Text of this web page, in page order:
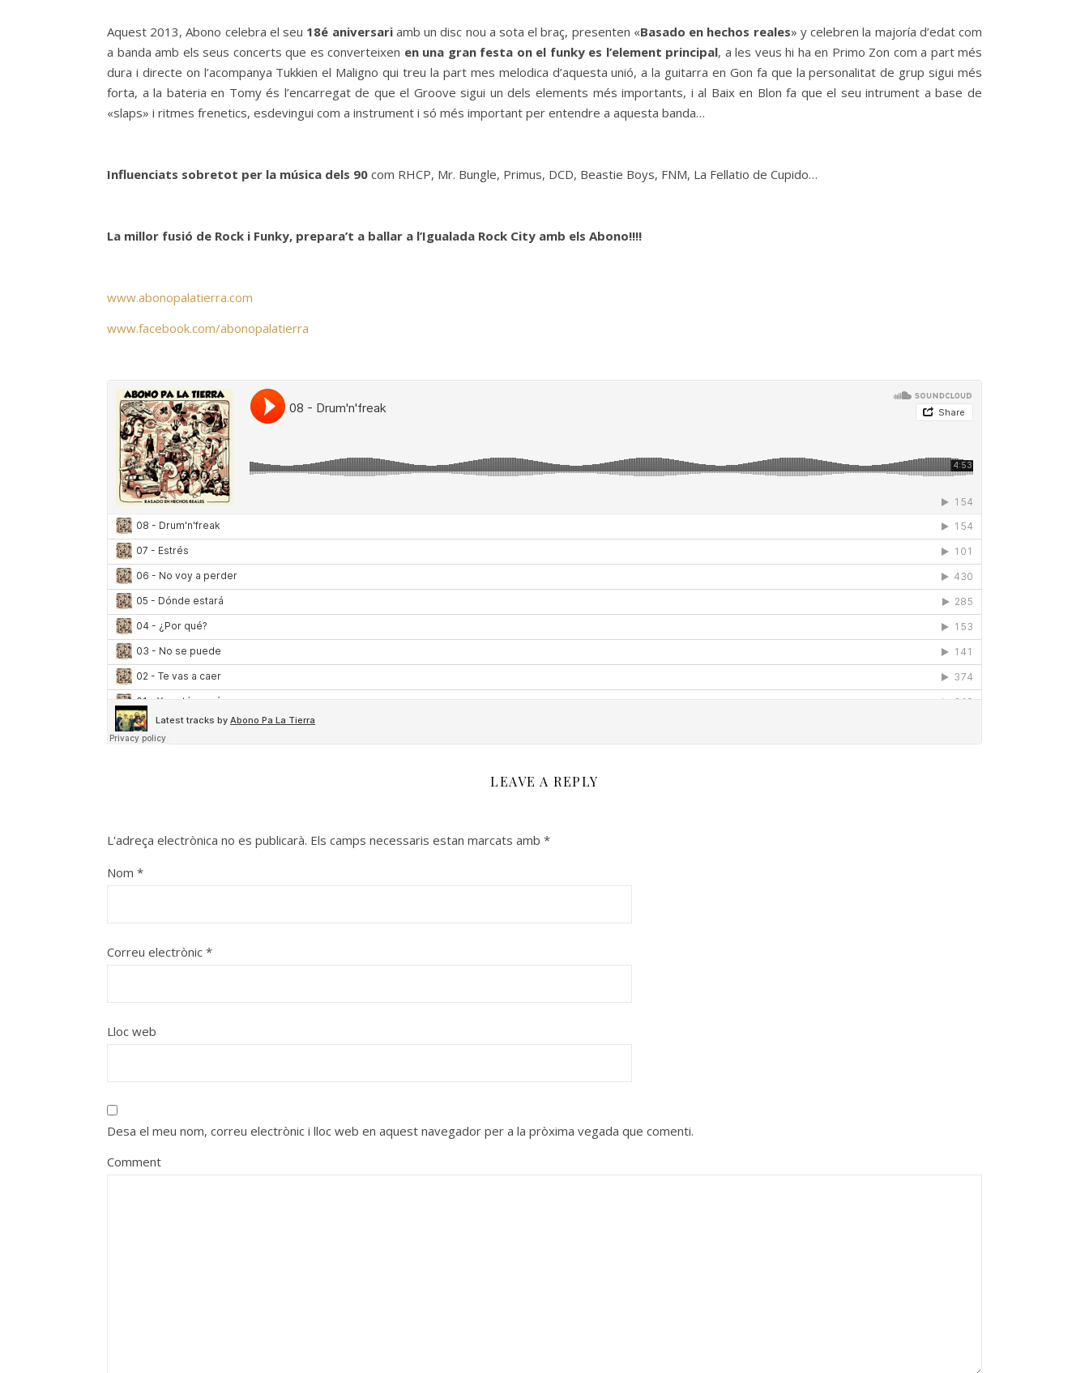
Aquest 2013, Abono celebra el seu 18é aniversariamb un disc nou a sota el braç, presenten «Basado en hechos reales» y celebren la majoría d’edat com
a banda amb els seus concerts que es converteixen en una gran festa on el funky es l’element principal, a les veus hi ha en Primo Zon com a part més
dura i directe on l’acompanya Tukkien el Maligno qui treu la part mes melodica d’aquesta unió, a la guitarra en Gon fa que la personalitat de grup sigui més
forta, a la bateria en Tomy és l’encarregat de que el Groove sigui un dels elements més importants, i al Baix en Blon fa que el seu intrument a base de
«slaps» i ritmes frenetics, esdevingui com a instrument i só més important per entendre a aquesta banda…
Influenciats sobretot per la música dels 90 com RHCP, Mr. Bungle, Primus, DCD, Beastie Boys, FNM, La Fellatio de Cupido…
La millor fusió de Rock i Funky, prepara’t a ballar a l’Igualada Rock City amb els Abono!!!!
www.abonopalatierra.com
www.facebook.com/abonopalatierra
LEAVE A REPLY
L'adreça electrònica no es publicarà. Els camps necessaris estan marcats amb *
Nom *
Correu electrònic *
Lloc web
Desa el meu nom, correu electrònic i lloc web en aquest navegador per a la pròxima vegada que comenti.
Comment